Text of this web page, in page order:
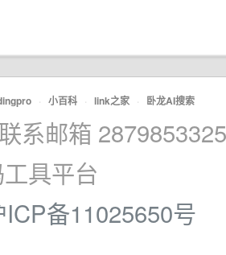
· 小百科 · link之家 · 卧龙AI搜索
系邮箱
具平台
ICP备11025650号